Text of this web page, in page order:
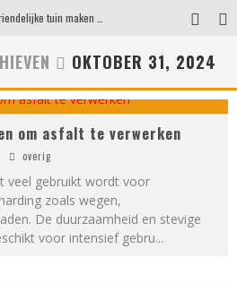
Eigentijdse en stijlvolle plafonnières voor iedere ruimte
Waar je op moet letten voordat je een woning koopt
OKTOBER 31, 2024
om asfalt te verwerken
overig
veel gebruikt wordt voor
zoals wegen,
De duurzaamheid en stevige
voor intensief gebru...